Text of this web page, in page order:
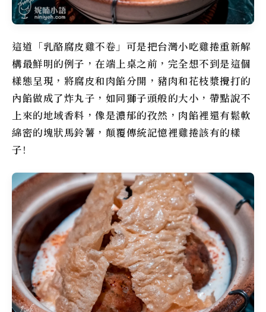
這道「乳酪腐皮雞不卷」可是把台灣小吃雞捲重新解
構最鮮明的例子，在端上桌之前，完全想不到是這個
樣態呈現，將腐皮和肉餡分開，豬肉和花枝漿攪打的
內餡做成了炸丸子，如同獅子頭般的大小，帶點說不
上來的地域香料，像是濃郁的孜然，肉餡裡還有鬆軟
綿密的塊狀馬鈴薯，顛覆傳統記憶裡雞捲該有的樣
子!